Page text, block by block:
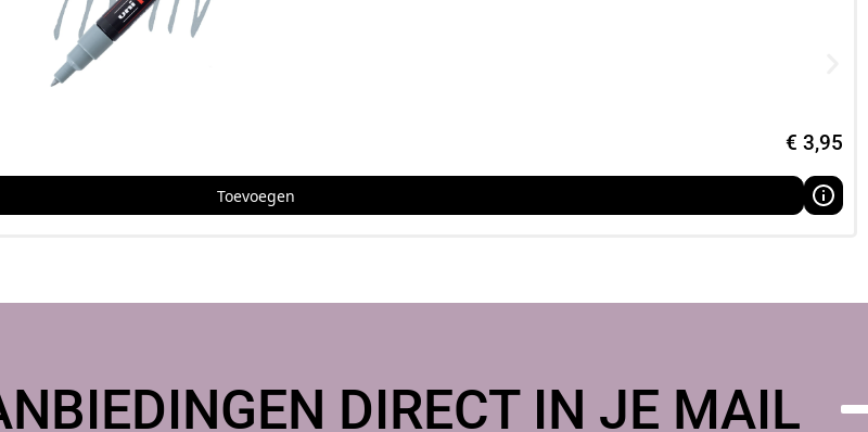
aangebracht, vooral op objecten die veel worden gehanteerd,
€ 3,95
Toevoegen
DIRECT IN JE MAIL